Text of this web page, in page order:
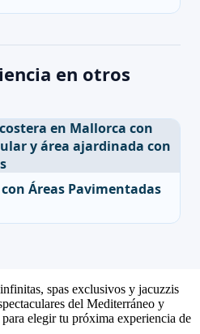
en otros
Áreas Pavimentadas
spas exclusivos y jacuzzis
del Mediterráneo y
elegir tu próxima experiencia de